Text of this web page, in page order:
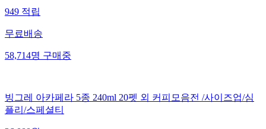
949적립
무료배송
58,714명구매중
빙그레 아카페라 5종 240ml 20펫 외 커피모음전 /사이즈업/심
플리/스페셜티